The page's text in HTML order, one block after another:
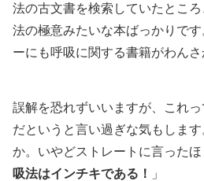
法の古文書を検索していたとこ
法の極意みたいな本ばっかりで
ーにも呼吸に関する書籍がわんさ
誤解を恐れずいいますが、これ
だというと言い過ぎな気もしま
か。いやどストレートに言ったほ
吸法はインチキである！
」